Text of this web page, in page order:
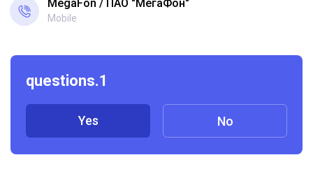
MegaFon ПАО "МегаФон"
Mobile
questions.1
Yes No